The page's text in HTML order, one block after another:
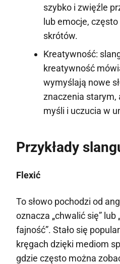
szybko i zwięźle
lub emocje,
skrótów.
Kreatywność:
kreatywność
wymyślają nowe
znaczenia starym,
myśli i uczucia w
Przykłady
Flexić
To słowo pochodzi od
oznacza „chwalić się”
fajność”. Stało się
kręgach dzięki mediom
gdzie często można